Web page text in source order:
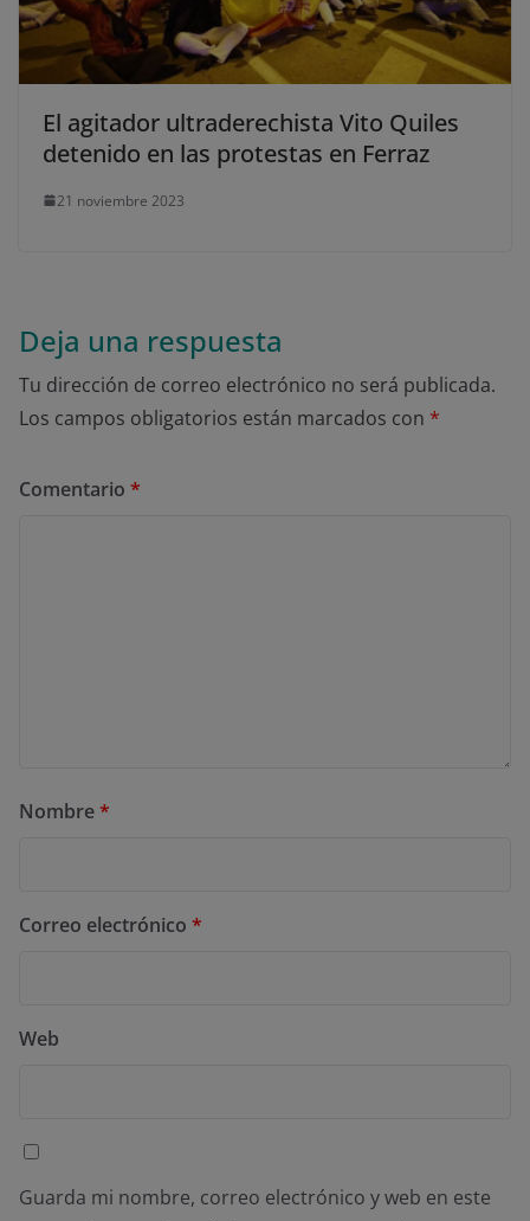
El agitador ultraderechista Vito Quiles
detenido en las protestas en Ferraz
21 noviembre 2023
Deja una respuesta
Tu dirección de correo electrónico no será publicada.
Los campos obligatorios están marcados con *
Comentario *
Nombre*
Correo electrónico *
Web
Guarda mi nombre, correo electrónico y web en este
Opciones de cookies Aceptar cookies
Rechazar cookies Política de cookies